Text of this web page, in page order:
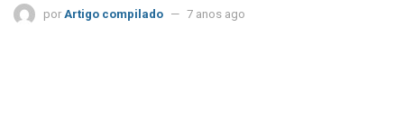
por Artigo compilado 7 anos ago